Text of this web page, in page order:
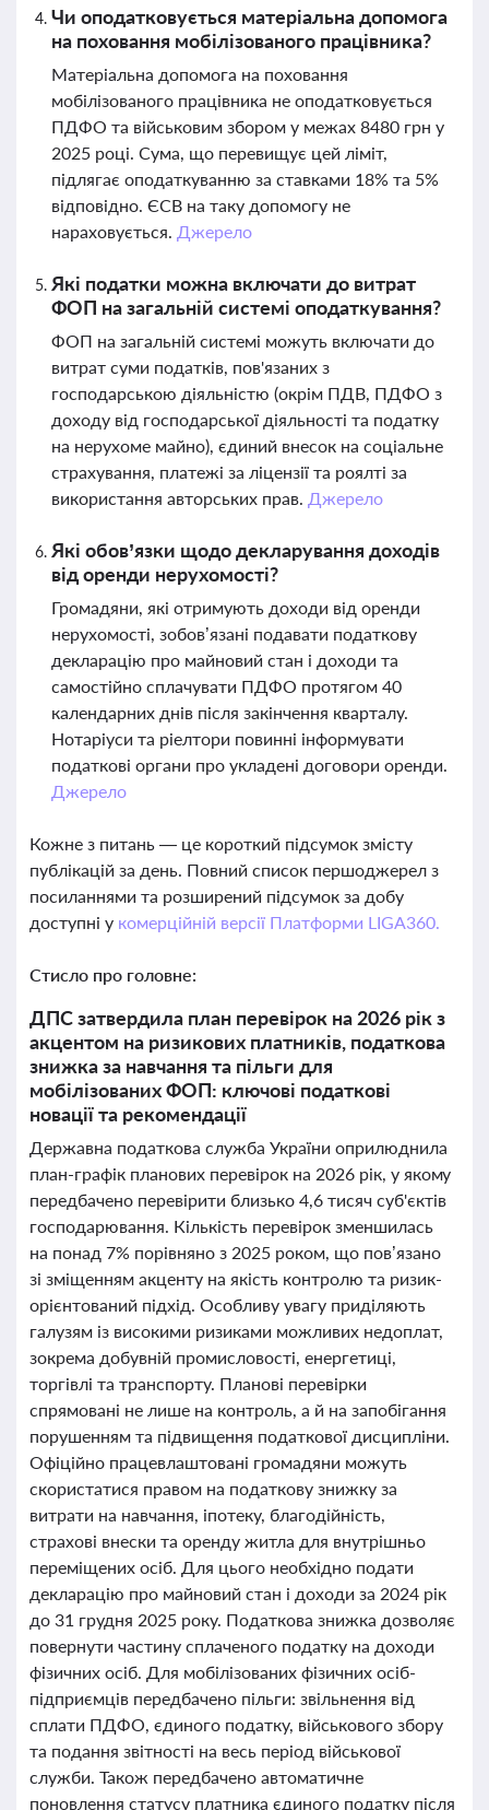
Чи оподатковується матеріальна допомога
на поховання мобілізованого працівника?
Матеріальна допомога на поховання
мобілізованого працівника не оподатковується
ПДФО та військовим збором у межах 8480 грн у
2025 році. Сума, що перевищує цей ліміт,
підлягає оподаткуванню за ставками 18% та 5%
відповідно. ЄСВ на таку допомогу не
нараховується. Джерело
Які податки можна включати до витрат
ФОП на загальній системі оподаткування?
ФОП на загальній системі можуть включати до
витрат суми податків, пов'язаних з
господарською діяльністю (окрім ПДВ, ПДФО з
доходу від господарської діяльності та податку
на нерухоме майно), єдиний внесок на соціальне
страхування, платежі за ліцензії та роялті за
використання авторських прав. Джерело
Які обов’язки щодо декларування доходів
від оренди нерухомості?
Громадяни, які отримують доходи від оренди
нерухомості, зобов’язані подавати податкову
декларацію про майновий стан і доходи та
самостійно сплачувати ПДФО протягом 40
календарних днів після закінчення кварталу.
Нотаріуси та ріелтори повинні інформувати
податкові органи про укладені договори оренди.
Джерело
Кожне з питань — це короткий підсумок змісту
публікацій за день. Повний список першоджерел з
посиланнями та розширений підсумок за добу
доступні у комерційній версії Платформи LIGA360.
Стисло про головне:
ДПС затвердила план перевірок на 2026 рік з
акцентом на ризикових платників, податкова
знижка за навчання та пільги для
мобілізованих ФОП: ключові податкові
новації та рекомендації
Державна податкова служба України оприлюднила
план-графік планових перевірок на 2026 рік, у якому
передбачено перевірити близько 4,6 тисяч суб'єктів
господарювання. Кількість перевірок зменшилась
на понад 7% порівняно з 2025 роком, що пов’язано
зі зміщенням акценту на якість контролю та ризик-
орієнтований підхід. Особливу увагу приділяють
галузям із високими ризиками можливих недоплат,
зокрема добувній промисловості, енергетиці,
торгівлі та транспорту. Планові перевірки
спрямовані не лише на контроль, а й на запобігання
порушенням та підвищення податкової дисципліни.
Офіційно працевлаштовані громадяни можуть
скористатися правом на податкову знижку за
витрати на навчання, іпотеку, благодійність,
страхові внески та оренду житла для внутрішньо
переміщених осіб. Для цього необхідно подати
декларацію про майновий стан і доходи за 2024 рік
до 31 грудня 2025 року. Податкова знижка дозволяє
повернути частину сплаченого податку на доходи
фізичних осіб. Для мобілізованих фізичних осіб-
підприємців передбачено пільги: звільнення від
сплати ПДФО, єдиного податку, військового збору
та подання звітності на весь період військової
служби. Також передбачено автоматичне
поновлення статусу платника єдиного податку після